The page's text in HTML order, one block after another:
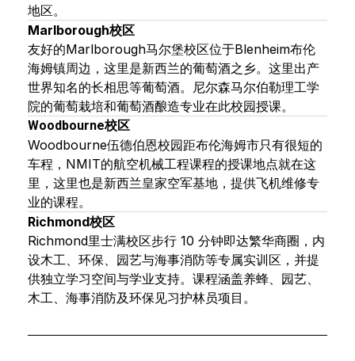
地区。
Marlborough校区
友好的Marlborough马尔堡校区位于Blenheim布伦
海姆镇周边，这里是新西兰的葡萄酒之乡。这里出产
世界知名的长相思等葡萄酒。尼尔森马尔伯勒理工学
院的葡萄栽培和葡萄酒酿造专业在此校园授课。
Woodbourne校区
Woodbourne伍德伯恩校园距布伦海姆市只有很短的
车程，NMIT的航空机械工程课程的授课地点就在这
里，这里也是新西兰皇家空军基地，提供飞机维修专
业的课程。
Richmond校区
Richmond里士满校区步行 10 分钟即达繁华商圈，内
设木工、环保、园艺与海事消防等专属实训区，并提
供独立学习空间与学业支持。课程涵盖养蜂、园艺、
木工、海事消防及环保见习护林员项目。